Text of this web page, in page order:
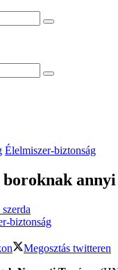
Élelmiszer-biztonság
annyi
biztonság
Megosztás twitteren